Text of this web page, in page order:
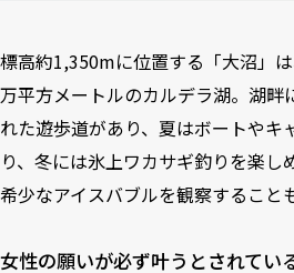
標高約1,350mに位置する「大沼」
万平方メートルのカルデラ湖。湖畔
れた遊歩道があり、夏はボートやキ
り、冬には氷上ワカサギ釣りを楽し
希少なアイスバブルを観察すること
女性の願いが必ず叶うとされてい